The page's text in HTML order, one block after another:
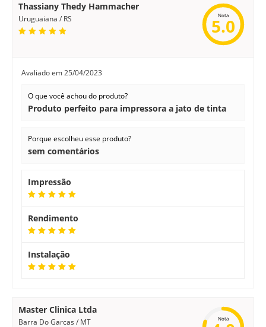
Thassiany Thedy Hammacher
Uruguaiana / RS Nota
5.0
Avaliado em25/04/2023
O que você achou do produto?
Produto perfeito para impressora a jato de tinta
Porque escolheu esse produto?
sem comentários
Impressão
Rendimento
Instalação
Master Clinica Ltda
Barra Do Garcas / MT Nota